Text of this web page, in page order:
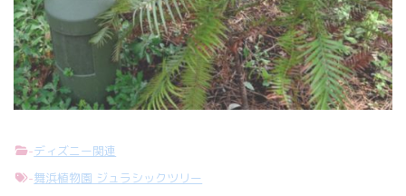
-ディズニー関連
-舞浜植物園 ジュラシックツリー